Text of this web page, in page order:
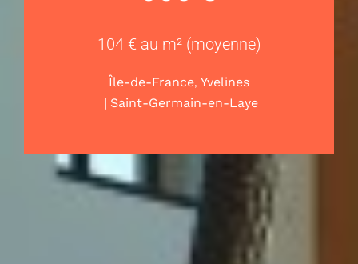
104 € au m² (moyenne)
Île-de-France, Yvelines
| Saint-Germain-en-Laye